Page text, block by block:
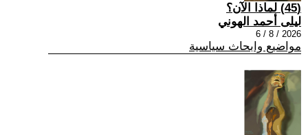
(45) لماذا الآن؟
ليلى أحمد الهوني
2026 / 8 / 6
مواضيع وابحاث سياسية